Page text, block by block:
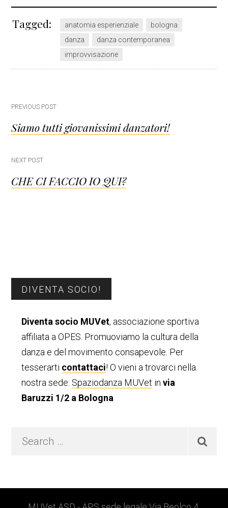
Tagged: anatomia esperienziale
bologna
danza
danza contemporanea
improvvisazione
Post
navigation
PREVIOUS POST
Siamo tutti giovanissimi danzatori!
NEXT POST
CHE CI FACCIO IO QUI?
Barra
laterale
primaria
DIVENTA SOCIO!
Diventa socio MUVet, associazione sportiva
affiliata a OPES. Promuoviamo la cultura della
danza e del movimento consapevole. Per
tesserarti contattaci! O vieni a trovarci nella
nostra sede: Spaziodanza MUVet invia
Baruzzi 1/2 a Bologna